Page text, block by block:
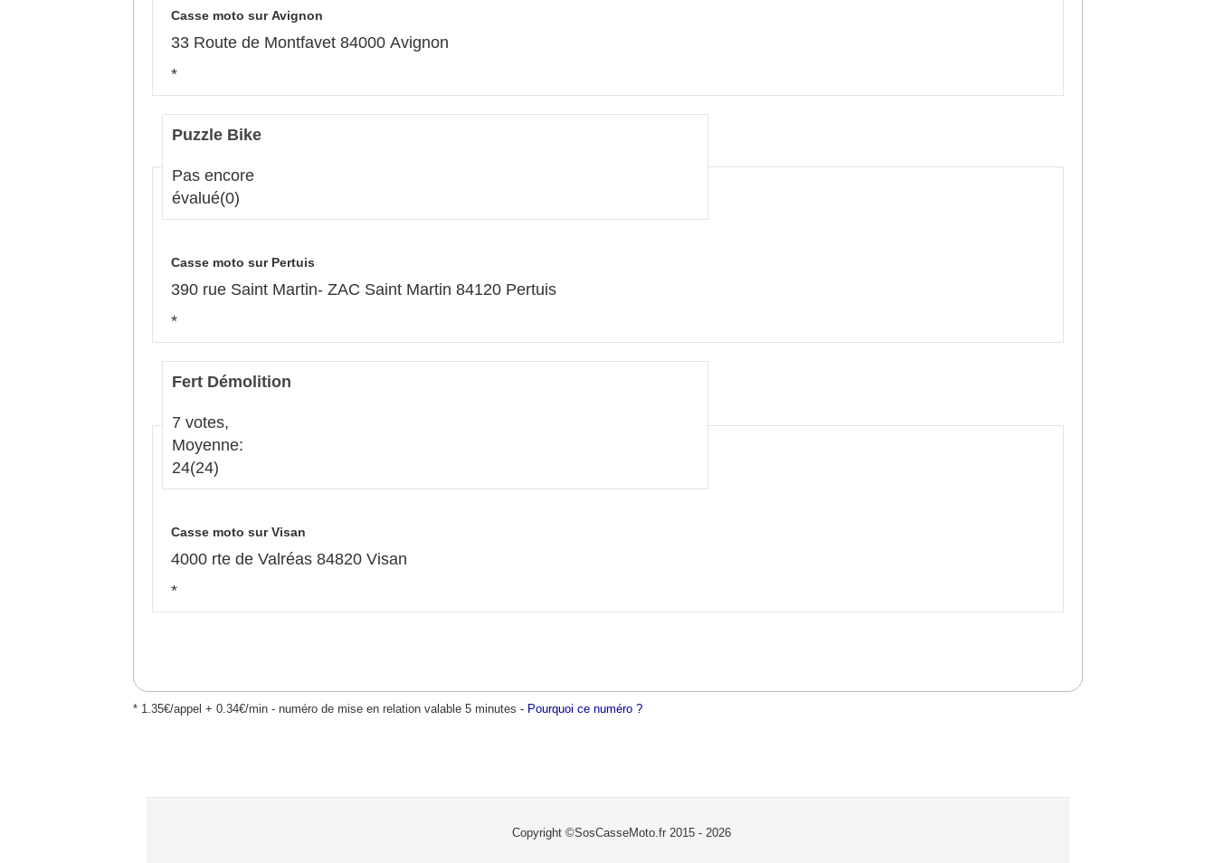
Casse moto sur Avignon
33 Route de Montfavet 84000 Avignon
*
Puzzle Bike
Pas encore
évalué(0)
Casse moto sur Pertuis
390 rue Saint Martin- ZAC Saint Martin 84120 Pertuis
*
Fert Démolition
7 votes,
Moyenne:
24(24)
Casse moto sur Visan
4000 rte de Valréas 84820 Visan
*
* 1.35€/appel + 0.34€/min - numéro de mise en relation valable 5 minutes - Pourquoi ce numéro ?
Copyright ©SosCasseMoto.fr 2015 - 2026